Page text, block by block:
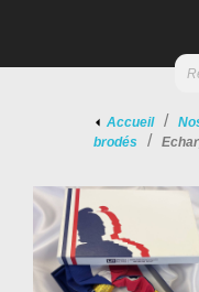
Accueil
brodés